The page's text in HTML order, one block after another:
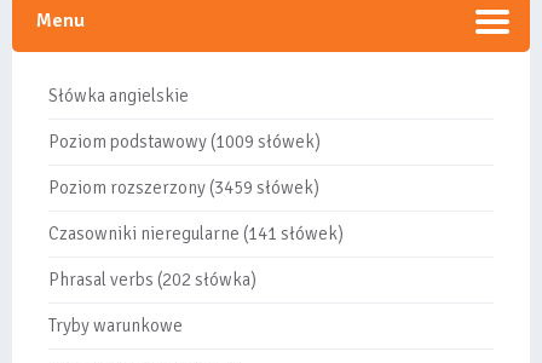
Menu
Słówka angielskie
Poziom podstawowy (1009 słówek)
Poziom rozszerzony (3459 słówek)
Czasowniki nieregularne (141 słówek)
Phrasal verbs (202 słówka)
Tryby warunkowe